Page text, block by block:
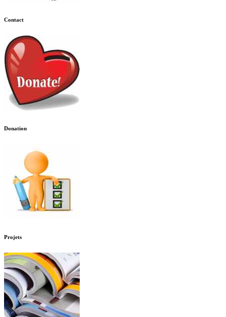
Contact
Donation
Projets